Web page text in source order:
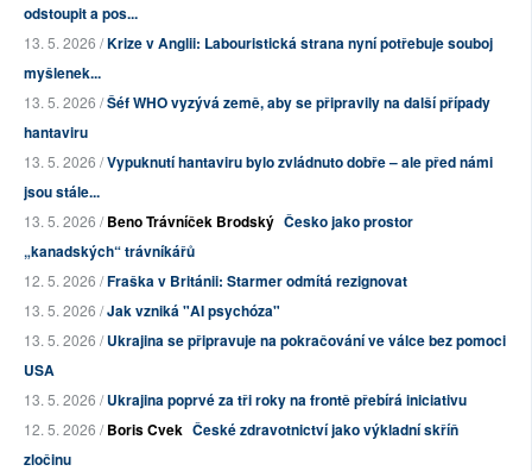
odstoupit a pos...
13. 5. 2026 /Krize v Anglii: Labouristická strana nyní potřebuje souboj
myšlenek...
13. 5. 2026 /Šéf WHO vyzývá země, aby se připravily na další případy
hantaviru
13. 5. 2026 /Vypuknutí hantaviru bylo zvládnuto dobře – ale před námi
jsou stále...
13. 5. 2026 /Beno Trávníček Brodský Česko jako prostor
„kanadských“ trávníkářů
12. 5. 2026 /Fraška v Británii: Starmer odmítá rezignovat
13. 5. 2026 /Jak vzniká "AI psychóza"
13. 5. 2026 /Ukrajina se připravuje na pokračování ve válce bez pomoci
USA
13. 5. 2026 /Ukrajina poprvé za tři roky na frontě přebírá iniciativu
12. 5. 2026 /Boris Cvek České zdravotnictví jako výkladní skříň
zločinu